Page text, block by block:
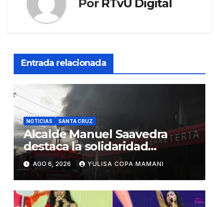
Por RTvU Digital
Entrada relacionada
NOTICIAS SANTA CRUZ
Alcalde Manuel Saavedra
destaca la solidaridad
durante la emergencia en
Barrio Lindo
AGO 6, 2026 YULISA COPA MAMANI